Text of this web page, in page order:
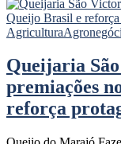
Agricultura
Queijaria
premiações
reforça